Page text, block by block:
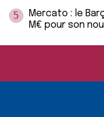
5
Mercato : le
M€ pour son